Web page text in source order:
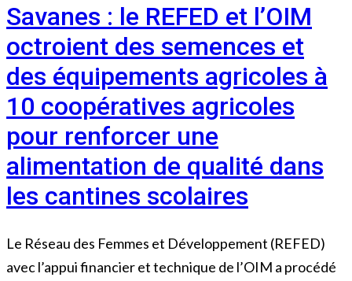
Savanes : le REFED et l’OIM
octroient des semences et
des équipements agricoles à
10 coopératives agricoles
pour renforcer une
alimentation de qualité dans
les cantines scolaires
Le Réseau des Femmes et Développement (REFED)
avec l’appui financier et technique de l’OIM a procédé